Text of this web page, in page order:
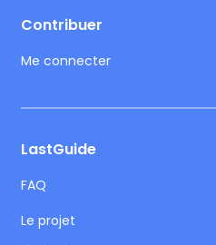
Contribuer
Me connecter
LastGuide
FAQ
Le projet